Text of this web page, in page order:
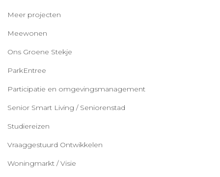
Meer projecten
Meewonen
Ons Groene Stekje
ParkEntree
Participatie en omgevingsmanagement
Senior Smart Living / Seniorenstad
Studiereizen
Vraaggestuurd Ontwikkelen
Woningmarkt / Visie